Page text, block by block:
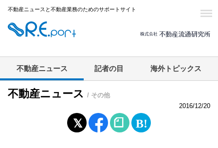
不動産ニュースと不動産業務のためのサポートサイト
不動産ニュース 記者の目 海外トピックス
不動産ニュース / その他
2016/12/20